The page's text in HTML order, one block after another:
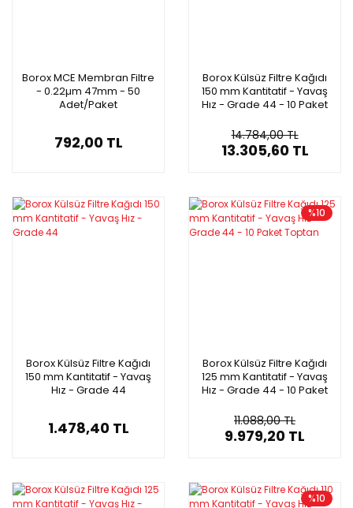
Borox MCE Membran Filtre
- 0.22µm 47mm - 50
Adet/Paket
792,00 TL
Borox Külsüz Filtre Kağıdı
150 mm Kantitatif - Yavaş
Hız - Grade 44 - 10 Paket
14.784,00 TL
13.305,60 TL
Borox Külsüz Filtre Kağıdı
150 mm Kantitatif - Yavaş
Hız - Grade 44
1.478,40 TL
%10
Borox Külsüz Filtre Kağıdı
125 mm Kantitatif - Yavaş
Hız - Grade 44 - 10 Paket
11.088,00 TL
9.979,20 TL
%10